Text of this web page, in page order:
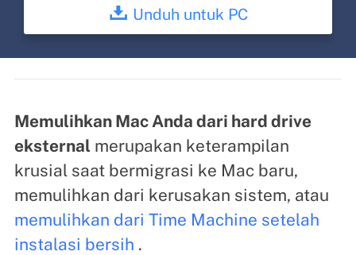
Unduh untuk PC
Memulihkan Mac Anda dari hard drive
eksternal merupakan keterampilan
krusial saat bermigrasi ke Mac baru,
memulihkan dari kerusakan sistem, atau
memulihkan dari Time Machine setelah
instalasi bersih .